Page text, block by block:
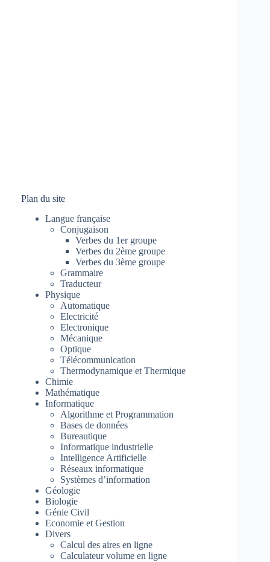
Plan du site
Langue française
Conjugaison
Verbes du 1er groupe
Verbes du 2ème groupe
Verbes du 3ème groupe
Grammaire
Traducteur
Physique
Automatique
Electricité
Electronique
Mécanique
Optique
Télécommunication
Thermodynamique et Thermique
Chimie
Mathématique
Informatique
Algorithme et Programmation
Bases de données
Bureautique
Informatique industrielle
Intelligence Artificielle
Réseaux informatique
Systèmes d’information
Géologie
Biologie
Génie Civil
Economie et Gestion
Divers
Calcul des aires en ligne
Calculateur volume en ligne